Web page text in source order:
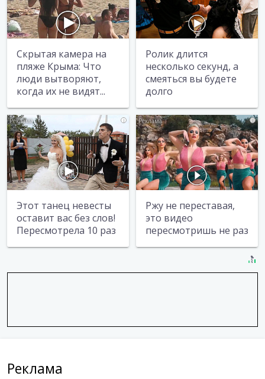
Скрытая камера на
пляже Крыма: Что
люди вытворяют,
когда их не видят...
Ролик длится
несколько секунд, а
смеяться вы будете
долго
i
Этот танец невесты
оставит вас без слов!
Пересмотрела 10 раз
i
Ржу не переставая,
это видео
пересмотришь не раз
Реклама